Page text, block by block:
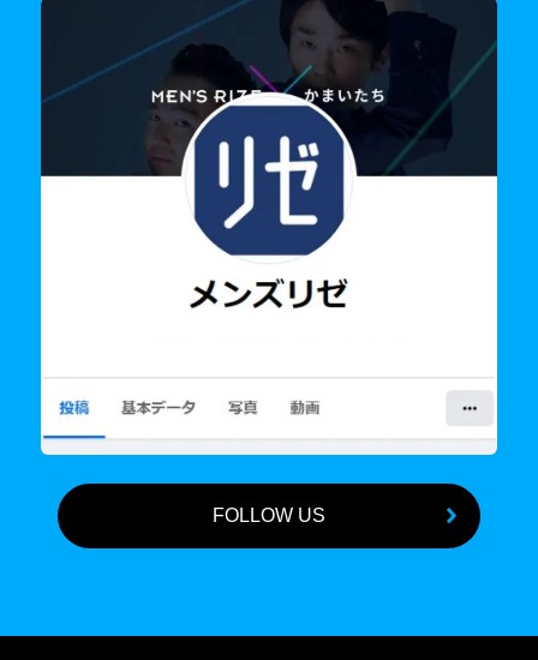
FOLLOW US